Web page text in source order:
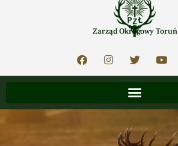
Zarząd Okręgowy Toruń